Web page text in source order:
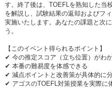
す。終了後は、TOEFLを熟知した当
を解説し、試験結果の返却およびフ
実施いたします。あなたの課題と次
う。
【このイベント得られるポイント】
✔ 今の推定スコア（立ち位置）がわ
✔ 本番の難易度を体感できる
✔ 減点ポイントと改善策が具体的に
✔ アゴスのTOEFL対策授業を実際に